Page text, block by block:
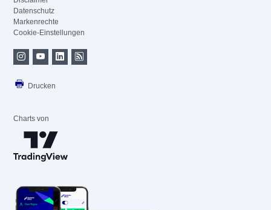
Datenschutz
Markenrechte
Cookie-Einstellungen
Drucken
Charts von